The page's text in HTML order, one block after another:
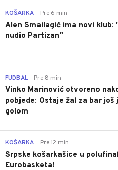
KOŠARKA Pre 6 min
Alen Smailagić ima novi klub:
nudio Partizan"
FUDBAL Pre 8 min
Vinko Marinović otvoreno
pobjede: Ostaje žal za bar još
golom
KOŠARKA Pre 12 min
Srpske košarkašice u
Eurobasketa!